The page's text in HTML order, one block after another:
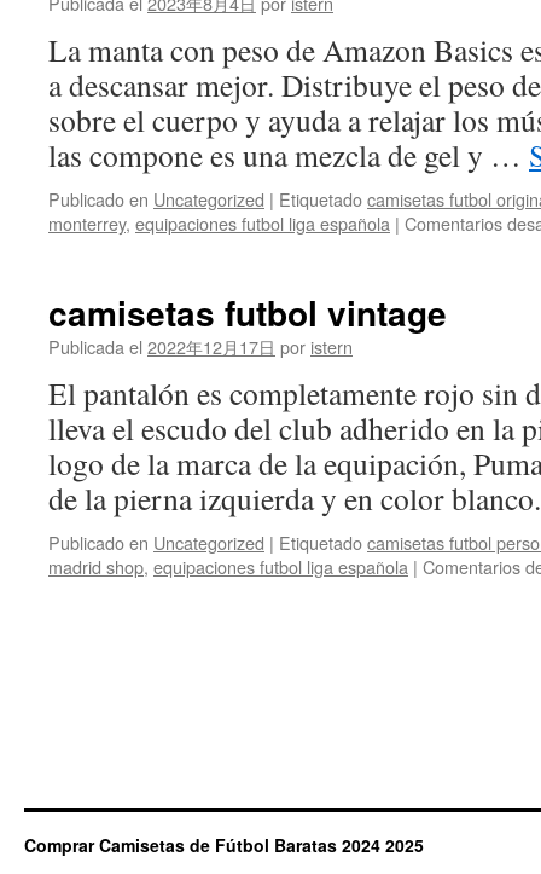
La manta con peso de Amazon Basics
a descansar mejor. Distribuye el peso
sobre el cuerpo y ayuda a relajar los
las compone es una mezcla de gel y …
Publicado en Uncategorized | Etiquetadocamisetas futbol
monterrey, equipaciones futbol liga española | Comentarios
camisetas futbol vintage
Publicada el 2022年12月17日 por istern
El pantalón es completamente rojo sin
lleva el escudo del club adherido en la
logo de la marca de la equipación,
de la pierna izquierda y en color
Publicado en Uncategorized | Etiquetadocamisetas futbol
madrid shop, equipaciones futbol liga española | Comentarios
Comprar Camisetas de Fútbol Baratas 2024 2025